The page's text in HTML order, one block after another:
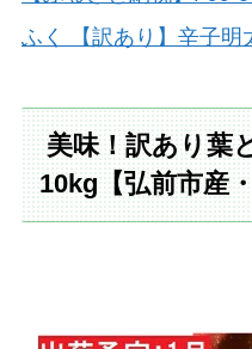
ふく 【訳あり】辛子明
美味！訳あり葉
10kg【弘前市産